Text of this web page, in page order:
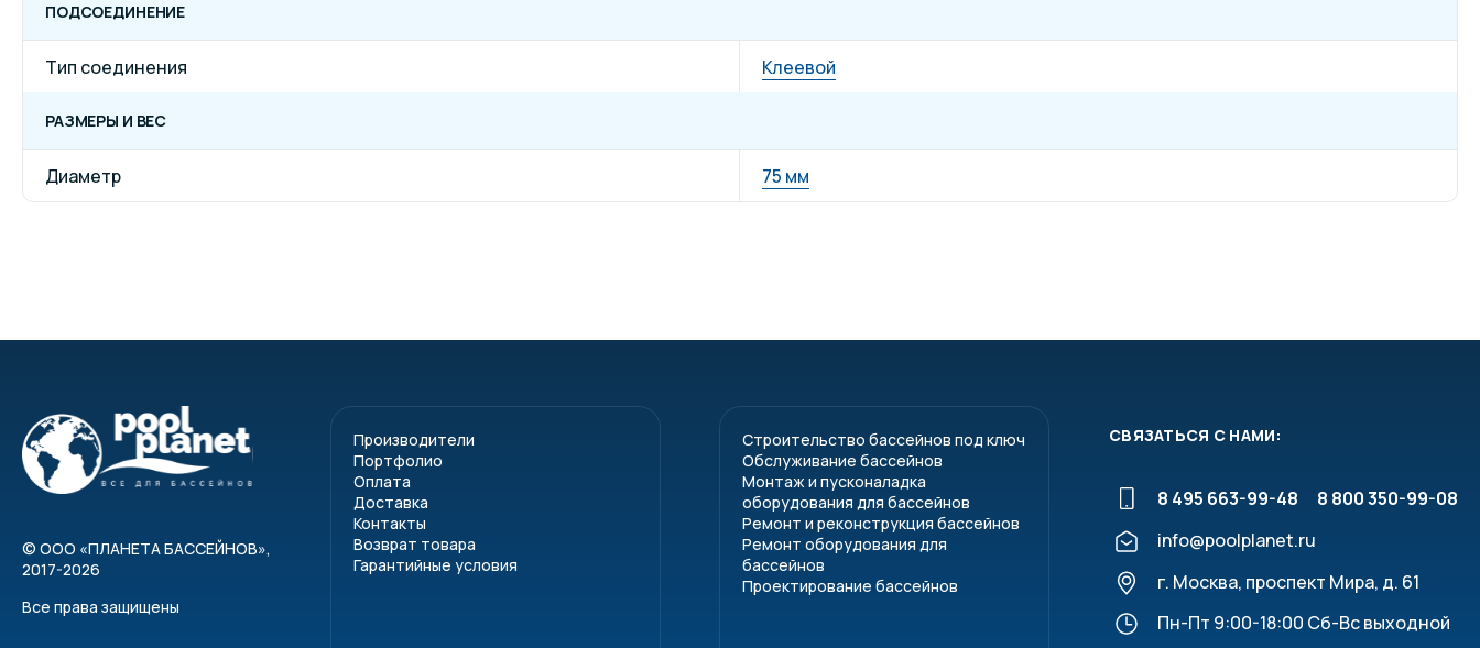
ПОДСОЕДИНЕНИЕ
Тип соединения Клеевой
РАЗМЕРЫ И ВЕС
Диаметр 75 мм
© ООО «ПЛАНЕТА БАССЕЙНОВ»,
2017-2026
Все права защищены
Производители
Портфолио
Оплата
Доставка
Контакты
Возврат товара
Гарантийные условия
Строительство бассейнов под ключ
Обслуживание бассейнов
Монтаж и пусконаладка
оборудования для бассейнов
Ремонт и реконструкция бассейнов
Ремонт оборудования для
бассейнов
Проектирование бассейнов
СВЯЗАТЬСЯ С НАМИ:
8 495 663-99-48
8 800 350-99-08
info@poolplanet.ru
г. Москва, проспект Мира, д. 61
Пн-Пт 9:00-18:00 Сб-Вс выходной